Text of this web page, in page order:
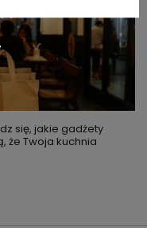
się, jakie gadżety
że Twoja kuchnia